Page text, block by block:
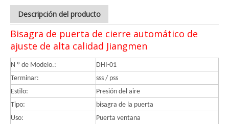
Descripción del producto
Bisagra de puerta de cierre automático de
ajuste de alta calidad Jiangmen
N º de Modelo.:
DHI-01
Terminar:
sss / pss
Estilo:
Presión del aire
Tipo:
bisagra de la puerta
Uso:
Puerta ventana